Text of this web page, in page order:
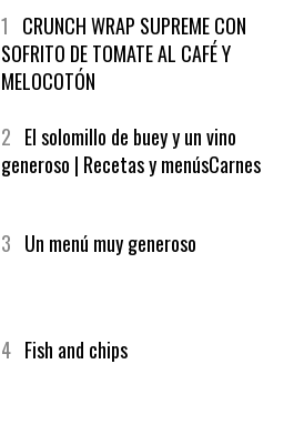
1 CRUNCH WRAP SUPREME CON
SOFRITO DE TOMATE AL CAFÉ Y
MELOCOTÓN
2 El solomillo de buey y un vino
generoso | Recetas y menúsCarnes
3 Un menú muy generoso
4 Fish and chips